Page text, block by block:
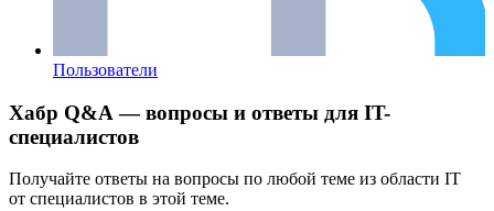
Пользователи
Хабр Q&A — вопросы и ответы для IT-
специалистов
Получайте ответы на вопросы по любой теме из области IT
от специалистов в этой теме.